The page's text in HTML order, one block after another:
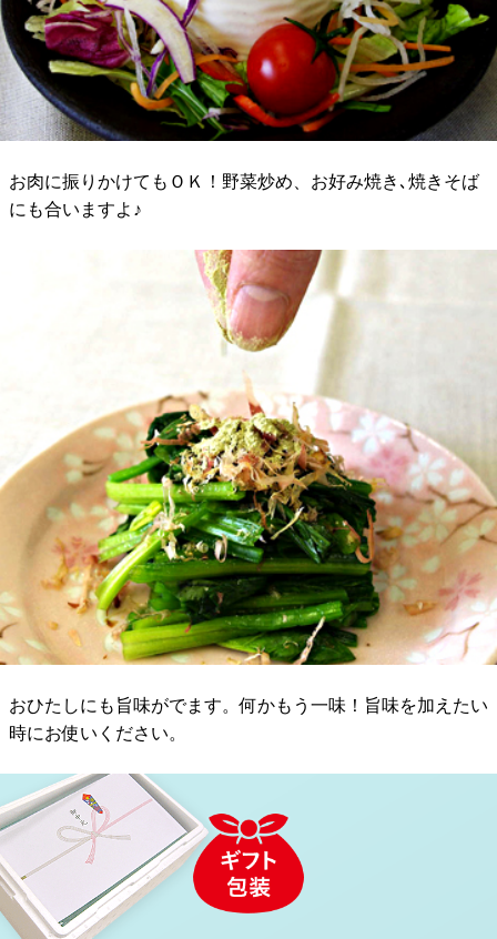
お肉に振りかけてもＯＫ！野菜炒め、お好み焼き､焼きそば
にも合いますよ♪
おひたしにも旨味がでます。何かもう一味！旨味を加えたい
時にお使いください。